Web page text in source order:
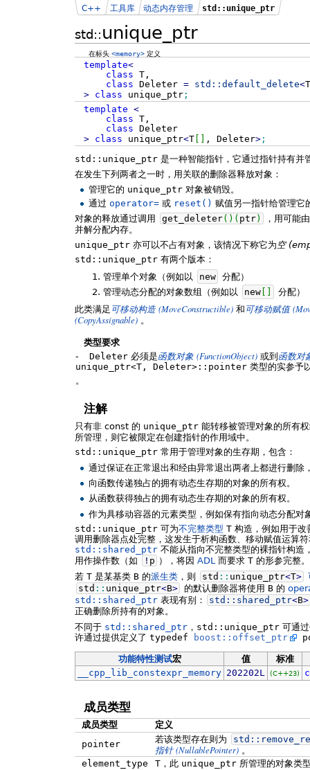
std::unique_ptr
C++ 工具库 动态内存管理 std::unique_ptr
在标头<memory> 定义
template<
class T,
class Deleter = std:: default_delete<T
>
class unique_ptr;
template <
class T,
class Deleter
>
class unique_ptr<T[ , Deleter>;
std::unique_ptr 是一种智能指针，它通过指针持有并
在发生下列两者之一时，用关联的删除器释放对象：
管理它的 unique_ptr 对象被销毁。
通过operator= 或 reset() 赋值另一指针给管理它
对象的释放通过调用
get_deleter( ) ( ptr)
，用可能
并解分配内存。
unique_ptr 亦可以不占有对象，该情况下称它为 空
std::unique_ptr 有两个版本：
管理单个对象（例如以
new
分配）
管理动态分配的对象数组（例如以
new[
分配）
此类满足 可移动构造 (MoveConstructible) 和 可移动赋值
(CopyAssignable) 。
类型要求
-
Deleter 必须是函数对象 (FunctionObject) 或到函数对
unique_ptr<T, Deleter>::pointer 类型的实参予
。
注解
只有非 const 的 unique_ptr 能转移被管理对象的所有
所管理，则它被限定在创建指针的作用域中。
std::unique_ptr 常用于管理对象的生存期，包含：
通过保证在正常退出和经由异常退出两者上都进行删
向函数传递独占的拥有动态生存期的对象的所有权。
从函数获得独占的拥有动态生存期的对象的所有权。
作为具移动容器的元素类型，例如保有指向动态分配对
std::unique_ptr 可为不完整类型 T 构造，例如用于
调用删除器点处完整，这发生于析构函数、移动赋值运算
std::shared_ptr 不能从指向不完整类型的裸指针构造
用作操作数（如
! p ），将因 ADL而要求 T 的形参完整。
若 T 是某基类 B 的派生类 ，则 std :: unique_ptr<T>
std :: unique_ptr<B> 的默认删除器将使用 B 的
std::shared_ptr 表现有别： std:: shared_ptr<B>
正确删除所持有的对象。
不同于 std::shared_ptr ， std::unique_ptr 可通
许通过提供定义了 typedef boost::offset_ptr
功能特性测试宏 值
标准
__cpp_lib_constexpr_memory 202202L (C++23)
成员类型
成员类型
定义
pointer
若该类型存在则为 std::
指针 (NullablePointer) 。
element_type
T，此 unique_ptr所管理的对象类